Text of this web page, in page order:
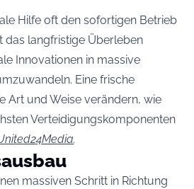
Hilfe oft den sofortigen Betrieb
das langfristige Überleben
Innovationen in massive
Eine frische
Art und Weise verändern, wie
Verteidigungskomponenten
.
massiven Schritt in Richtung